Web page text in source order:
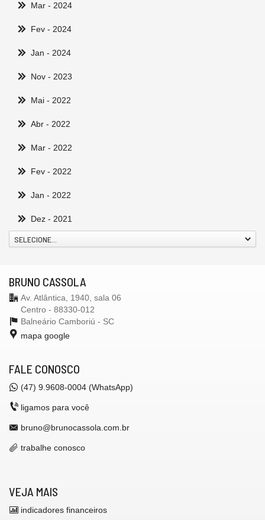
Mar - 2024
Fev - 2024
Jan - 2024
Nov - 2023
Mai - 2022
Abr - 2022
Mar - 2022
Fev - 2022
Jan - 2022
Dez - 2021
SELECIONE...
BRUNO CASSOLA
Av. Atlântica, 1940, sala 06
Centro - 88330-012
Balneário Camboriú - SC
mapa google
FALE CONOSCO
(47) 9.9608-0004 (WhatsApp)
ligamos para você
bruno@brunocassola.com.br
trabalhe conosco
VEJA MAIS
indicadores financeiros